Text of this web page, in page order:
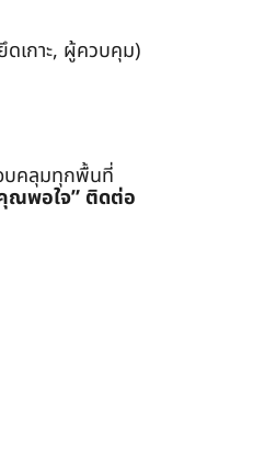
เกาะ, ผู้ควบคุม)
บคลุมทุกพื้นที่
ณพอใจ” ติดต่อ